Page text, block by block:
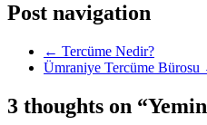
Post navigation
← Tercüme Nedir?
Ümraniye Tercüme Bürosu
3 thoughts on “